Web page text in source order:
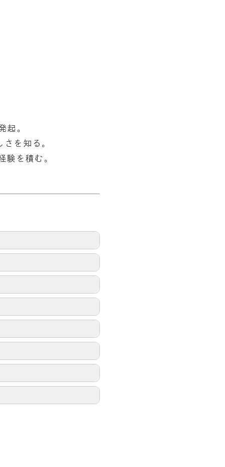
起。
を知る。
験を積む。